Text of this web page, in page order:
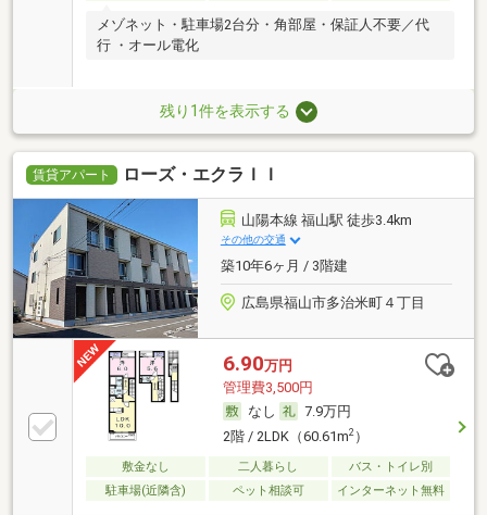
メゾネット・駐車場2台分・角部屋・保証人不要／代
行 ・オール電化
残り1件を表示する
賃貸アパート ローズ・エクラＩＩ
山陽本線 福山駅 徒歩3.4km
その他の交通
築10年6ヶ月 / 3階建
広島県福山市多治米町４丁目
6.90万円
管理費3,500円
なし
7.9万円
2階 / 2LDK（60.61m2）
敷金なし 二人暮らし
バス・トイレ別
駐車場(近隣含)
ペット相談可 インターネット無料